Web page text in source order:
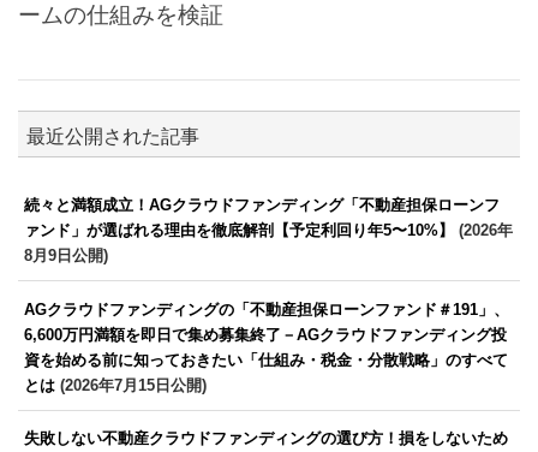
ームの仕組みを検証
最近公開された記事
続々と満額成立！AGクラウドファンディング「不動産担保ローンフ
ァンド」が選ばれる理由を徹底解剖【予定利回り年5〜10%】
(2026年
8月9日公開)
AGクラウドファンディングの「不動産担保ローンファンド＃191」、
6,600万円満額を即日で集め募集終了－AGクラウドファンディング投
資を始める前に知っておきたい「仕組み・税金・分散戦略」のすべて
とは (2026年7月15日公開)
失敗しない不動産クラウドファンディングの選び方！損をしないため